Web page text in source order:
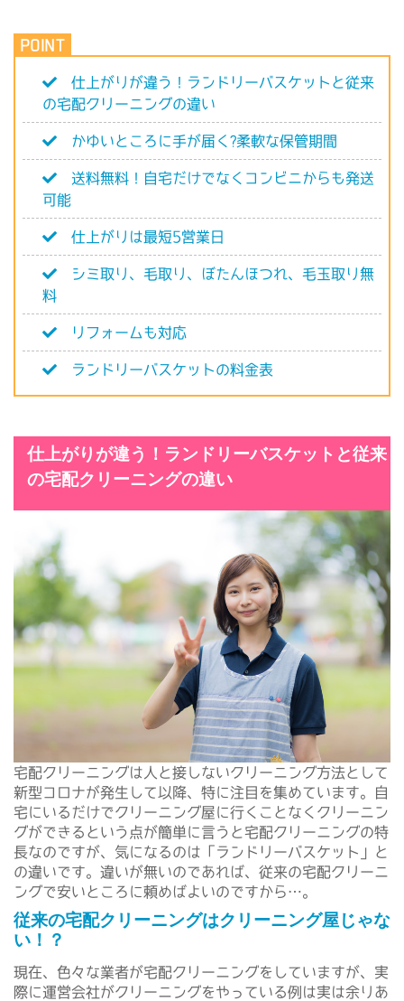
仕上がりが違う！ランドリーバスケットと従来
の宅配クリーニングの違い
かゆいところに手が届く?柔軟な保管期間
送料無料！自宅だけでなくコンビニからも発送
可能
仕上がりは最短5営業日
シミ取り、毛取り、ぼたんほつれ、毛玉取り無
料
リフォームも対応
ランドリーバスケットの料金表
仕上がりが違う！ランドリーバスケットと従来
の宅配クリーニングの違い
宅配クリーニングは人と接しないクリーニング方法として
新型コロナが発生して以降、特に注目を集めています。自
宅にいるだけでクリーニング屋に行くことなくクリーニン
グができるという点が簡単に言うと宅配クリーニングの特
長なのですが、気になるのは「ランドリーバスケット」と
の違いです。違いが無いのであれば、従来の宅配クリーニ
ングで安いところに頼めばよいのですから…。
従来の宅配クリーニングはクリーニング屋じゃな
い！？
現在、色々な業者が宅配クリーニングをしていますが、実
際に運営会社がクリーニングをやっている例は実は余りあ